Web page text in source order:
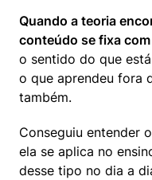
Quando a teoria
conteúdo se fixa
o sentido do que
o que aprendeu fora
também.
Conseguiu entender
ela se aplica no
desse tipo no dia a